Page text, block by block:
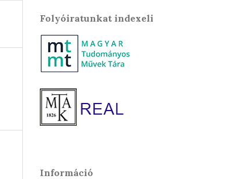
Folyóiratunkat indexeli
Információ